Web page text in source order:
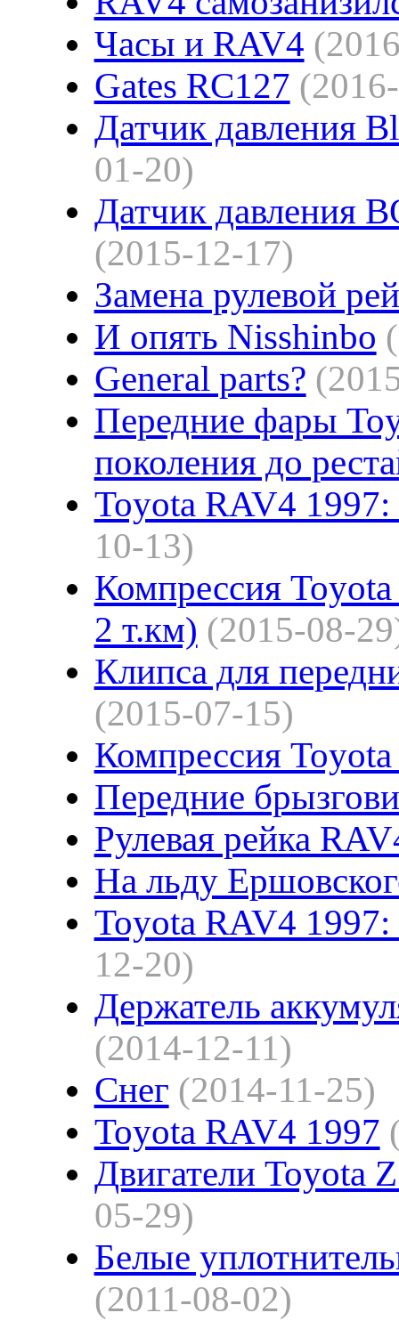
Часы и RAV4
Gates RC127
Датчик давления
01-20)
Датчик давления
(2015-12-17)
Замена рулевой
И опять Nisshinbo
General parts?
Передние фары
поколения до
Toyota RAV4 1997:
10-13)
Компрессия
2 т.км) (2015-08-
Клипса для
(2015-07-15)
Компрессия
Передние
Рулевая рейка
На льду
Toyota RAV4 1997:
12-20)
Держатель
(2014-12-11)
Снег (2014-11-25)
Toyota RAV4 1997
Двигатели Toyota
05-29)
Белые
(2011-08-02)